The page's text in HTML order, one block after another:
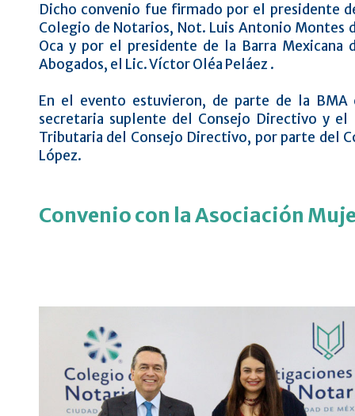
Dicho convenio fue firmado por el presidente
Colegio de Notarios, Not. Luis Antonio Montes
Oca y por el presidente de la Barra Mexicana
Abogados, el Lic. Víctor Oléa Peláez .
En el evento estuvieron, de parte de la BMA
secretaria suplente del Consejo Directivo y
Tributaria del Consejo Directivo, por parte del
López.
Convenio con la Asociación